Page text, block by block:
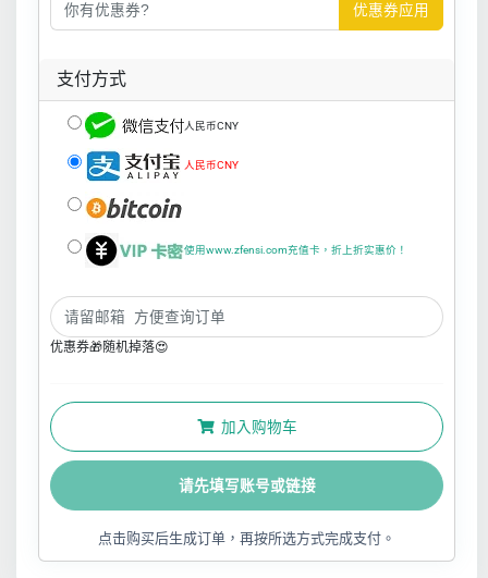
优惠券应用
支付方式
人民币CNY
人民币CNY
使用www.zfensi.com充值卡，折上折实惠价！
优惠券🎁随机掉落😍
加入购物车
请先填写账号或链接
点击购买后生成订单，再按所选方式完成支付。